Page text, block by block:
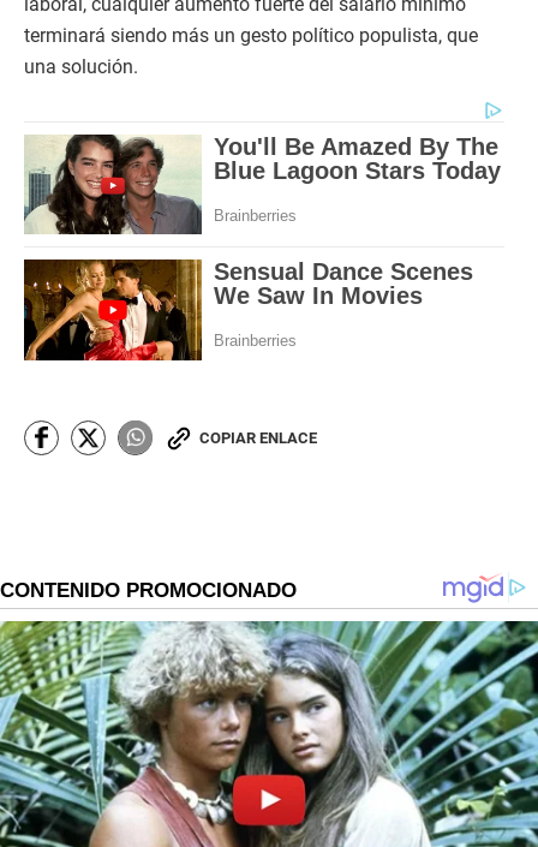
terminará siendo más un gesto político populista, que
una solución.
COPIAR ENLACE